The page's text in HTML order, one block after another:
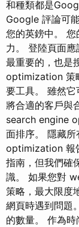
和種類都是
Google 評論可
您的英鎊中。 您
力。 登陸頁面
最重要的，也是
optimization 策
要工具。 雖然
將合適的客戶與
search engine
面排序。 隱藏
optimization 報
指南，但我們確
識。 如果您對
策略，最大限度
網頁時遇到問題
的數量。 作為